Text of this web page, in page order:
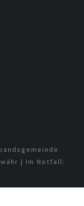
| Im Notfall: